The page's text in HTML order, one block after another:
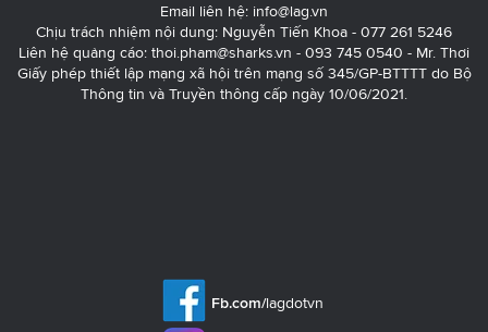
Email liên hệ: info@lag.vn
Chịu trách nhiệm nội dung: Nguyễn Tiến Khoa - 077 261 5246
Liên hệ quảng cáo: thoi.pham@sharks.vn - 093 745 0540 - Mr. Thơi
Giấy phép thiết lập mạng xã hội trên mạng số 345/GP-BTTTT do Bộ
Thông tin và Truyền thông cấp ngày 10/06/2021.
Fb.com/lagdotvn